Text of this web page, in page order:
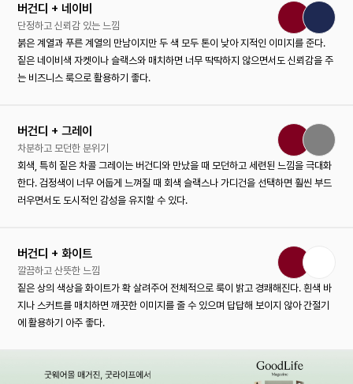
버건디 + 네이비
단정하고 신뢰감 있는 느낌
붉은 계열과 푸른 계열의 만남이지만 두 색 모두 톤이 낮아 지적인 이미지를 준다.
짙은 네이비색 자켓이나 슬랙스와 매치하면 너무 딱딱하지 않으면서도 신뢰감을 주
는 비즈니스 룩으로 활용하기 좋다.
버건디 + 그레이
차분하고 모던한 분위기
회색, 특히 짙은 차콜 그레이는 버건디와 만났을 때 모던하고 세련된 느낌을 극대화
한다. 검정색이 너무 어둡게 느껴질 때 회색 슬랙스나 가디건을 선택하면 훨씬 부드
러우면서도 도시적인 감성을 유지할 수 있다.
버건디 + 화이트
깔끔하고 산뜻한 느낌
짙은 상의 색상을 화이트가 확 살려주어 전체적으로 룩이 밝고 경쾌해진다. 흰색 바
지나 스커트를 매치하면 깨끗한 이미지를 줄 수 있으며 답답해 보이지 않아 간절기
에 활용하기 아주 좋다.